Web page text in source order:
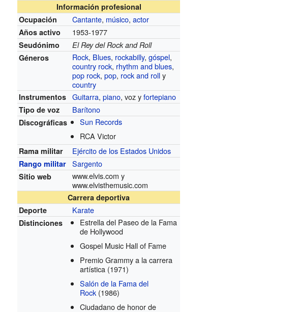
Información profesional
Ocupación
Cantante, músico,actor
Años activo 1953-1977
Seudónimo
El Rey del Rock and Roll
Géneros
Rock, Blues, rockabilly,góspel,
country rock, rhythm and blues,
pop rock,pop, rock and rolly
country
Instrumentos Guitarra,piano, voz yfortepiano
Tipo de voz Barítono
Discográficas
Sun Records
RCA Victor
Rama militar Ejército de los Estados Unidos
Rango militar Sargento
Sitio web www.elvis.com y
www.elvisthemusic.com
Carrera deportiva
Deporte
Karate
Distinciones
Estrella del Paseo de la Fama
de Hollywood
Gospel Music Hall of Fame
Premio Grammy a la carrera
artística (1971)
Salón de la Fama del
Rock (1986)
Ciudadano de honor de